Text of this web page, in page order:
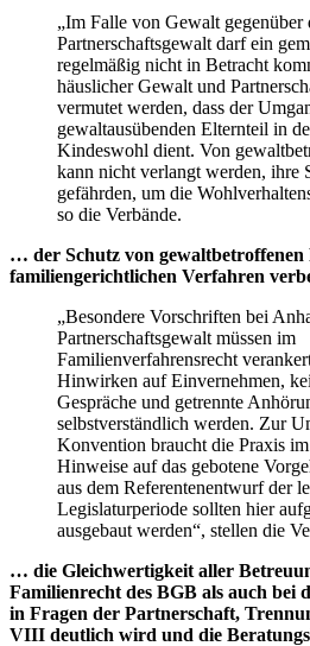
„Im Falle von Gewalt
Partnerschaftsgewalt darf ein
regelmäßig nicht in Betracht
häuslicher Gewalt und
vermutet werden, dass der
gewaltausübenden Elternteil in
Kindeswohl dient. Von
kann nicht verlangt werden, ihre
gefährden, um die
so die Verbände.
… der Schutz von gewaltbetroffenen
familiengerichtlichen Verfahren
„Besondere Vorschriften bei
Partnerschaftsgewalt müssen im
Familienverfahrensrecht
Hinwirken auf Einvernehmen,
Gespräche und getrennte
selbstverständlich werden. Zur
Konvention braucht die Praxis
Hinweise auf das gebotene
aus dem Referentenentwurf der
Legislaturperiode sollten hier
ausgebaut werden“, stellen die
… die Gleichwertigkeit aller
Familienrecht des BGB als auch bei
in Fragen der Partnerschaft,
VIII deutlich wird und die